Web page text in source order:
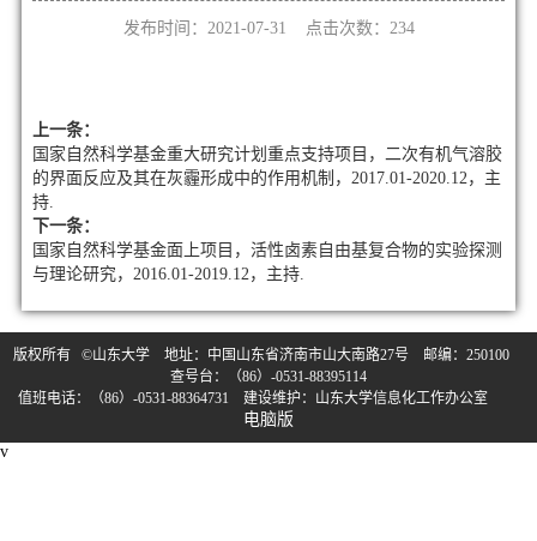
发布时间：2021-07-31 点击次数： 234
上一条：
国家自然科学基金重大研究计划重点支持项目，二次有机气溶胶
的界面反应及其在灰霾形成中的作用机制，2017.01-2020.12，主
持.
下一条：
国家自然科学基金面上项目，活性卤素自由基复合物的实验探测
与理论研究，2016.01-2019.12，主持.
版权所有 ©山东大学 地址：中国山东省济南市山大南路27号 邮编：250100
查号台：（86）-0531-88395114
值班电话：（86）-0531-88364731 建设维护：山东大学信息化工作办公室
电脑版
v